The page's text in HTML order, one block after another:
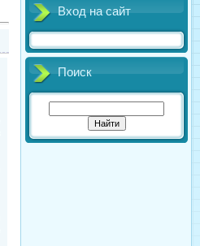
Вход на сайт
Поиск